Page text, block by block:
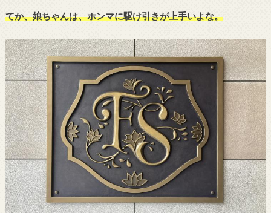
てか、娘ちゃんは、ホンマに駆け引きが上手いよな。